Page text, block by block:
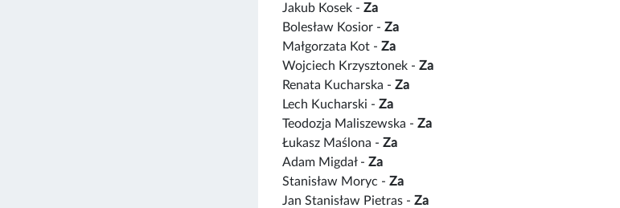
Jakub Kosek - Za
Bolesław Kosior - Za
Małgorzata Kot - Za
Wojciech Krzysztonek - Za
Renata Kucharska - Za
Lech Kucharski - Za
Teodozja Maliszewska - Za
Łukasz Maślona - Za
Adam Migdał - Za
Stanisław Moryc - Za
Jan Stanisław Pietras - Za